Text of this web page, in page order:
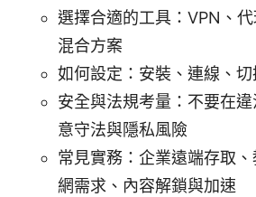
選擇合適的工具：VPN、
混合方案
如何設定：安裝、連線、
安全與法規考量：不要在
意守法與隱私風險
常見實務：企業遠端存取
網需求、內容解鎖與加速